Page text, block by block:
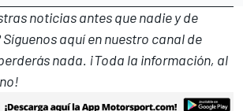
noticias antes que nadie y de
aquí en nuestro canal de
nada. ¡Toda la información, al